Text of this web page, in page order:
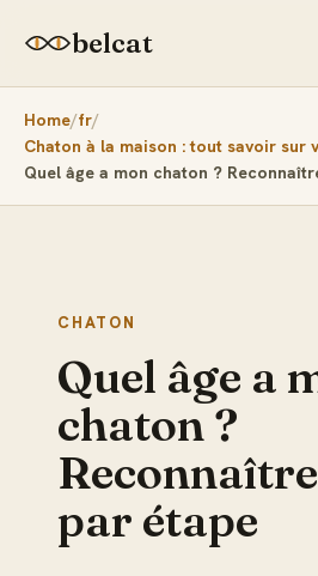
belcat
Home fr
Chaton à la maison : tout savoir sur
Quel âge a mon chaton ?
CHATON
Quel âge a
chaton ?
par étape